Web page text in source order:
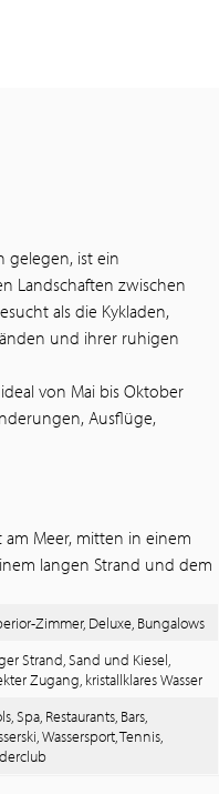
gelegen, ist ein
Landschaften zwischen
als die Kykladen,
und ihrer ruhigen
von Mai bis Oktober
Ausflüge,
Meer, mitten in einem
langen Strand und dem
Zimmer, Deluxe, Bungalows
Strand, Sand und Kiesel,
Zugang, kristallklares Wasser
Spa, Restaurants, Bars,
Wassersport, Tennis,